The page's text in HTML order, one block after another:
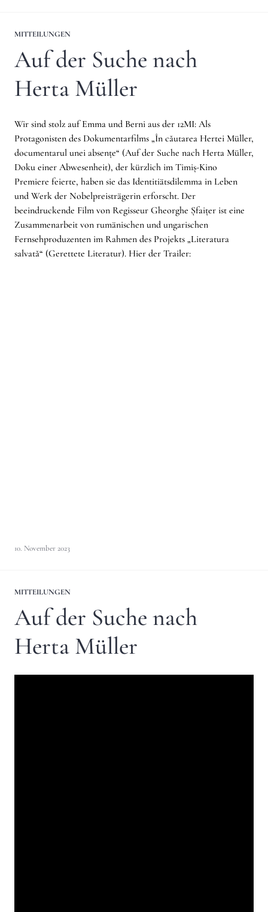
MITTEILUNGEN
Auf der Suche nach
Herta Müller
Wir sind stolz auf Emma und Berni aus der 12MI: Als
Protagonisten des Dokumentarfilms „În căutarea Hertei Müller,
documentarul unei absențe“ (Auf der Suche nach Herta Müller,
Doku einer Abwesenheit), der kürzlich im Timiș-Kino
Premiere feierte, haben sie das Identitiätsdilemma in Leben
und Werk der Nobelpreisträgerin erforscht. Der
beeindruckende Film von Regisseur Gheorghe Șfaițer ist eine
Zusammenarbeit von rumänischen und ungarischen
Fernsehproduzenten im Rahmen des Projekts „Literatura
salvată“ (Gerettete Literatur). Hier der Trailer:
10. November 2023
MITTEILUNGEN
Auf der Suche nach
Herta Müller